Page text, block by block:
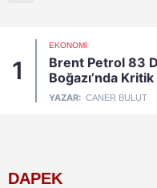
1
EKONOMI
Brent Petrol 83
Boğazı’nda
YAZAR: CANER BULUT
DAPEK